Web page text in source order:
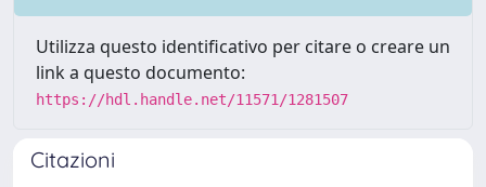
Utilizza questo identificativo per citare o creare un
link a questo documento:
https://hdl.handle.net/11571/1281507
Citazioni